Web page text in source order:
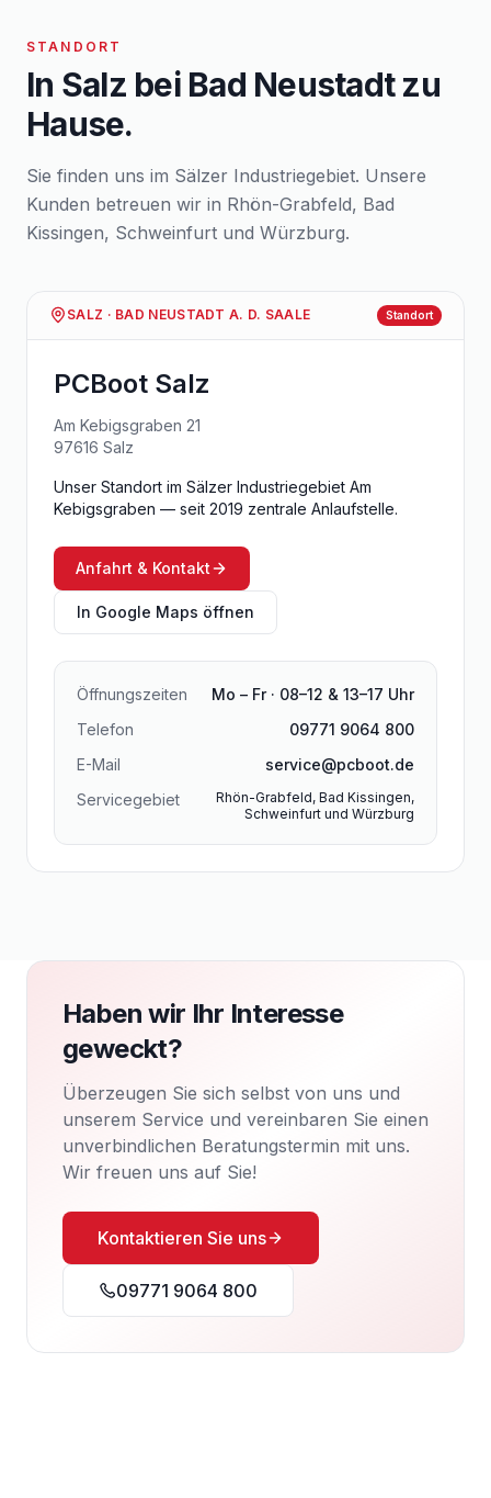
STANDORT
In Salz bei Bad Neustadt zu
Hause.
Sie finden uns im Sälzer Industriegebiet. Unsere
Kunden betreuen wir in Rhön-Grabfeld, Bad
Kissingen, Schweinfurt und Würzburg.
SALZ · BAD NEUSTADT A. D. SAALE Standort
PCBoot Salz
Am Kebigsgraben 21
97616 Salz
Unser Standort im Sälzer Industriegebiet Am
Kebigsgraben — seit 2019 zentrale Anlaufstelle.
Anfahrt & Kontakt
In Google Maps öffnen
Öffnungszeiten
Mo – Fr · 08–12 & 13–17 Uhr
Telefon
09771 9064 800
E-Mail
service@pcboot.de
Servicegebiet
Rhön-Grabfeld, Bad Kissingen,
Schweinfurt und Würzburg
Haben wir Ihr Interesse
geweckt?
Überzeugen Sie sich selbst von uns und
unserem Service und vereinbaren Sie einen
unverbindlichen Beratungstermin mit uns.
Wir freuen uns auf Sie!
Kontaktieren Sie uns
09771 9064 800